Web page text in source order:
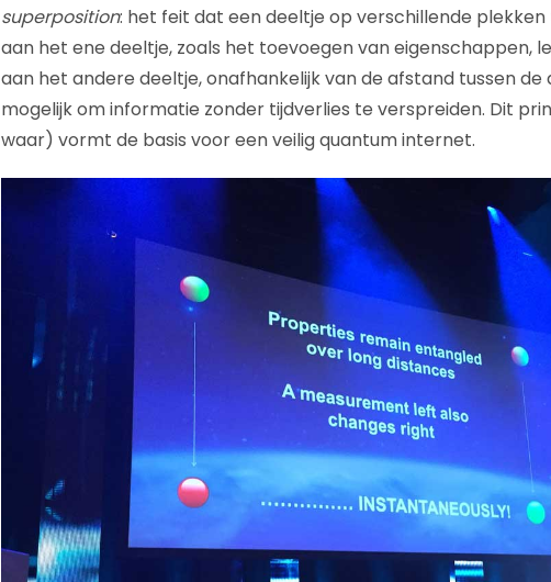
superposition: het feit dat een deeltje op verschillende plekken
aan het ene deeltje, zoals het toevoegen van eigenschappen,
aan het andere deeltje, onafhankelijk van de afstand tussen de
mogelijk om informatie zonder tijdverlies te verspreiden. Dit
waar) vormt de basis voor een veilig quantum internet.